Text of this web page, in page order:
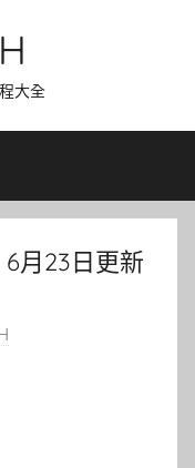
大全
月23日更新